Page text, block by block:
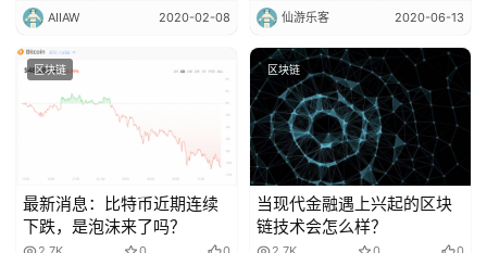
AIIAW 2020-02-08 仙游乐客 2020-06-13
区块链
最新消息：比特币近期连续
下跌，是泡沫来了吗？
区块链
当现代金融遇上兴起的区块
链技术会怎么样？